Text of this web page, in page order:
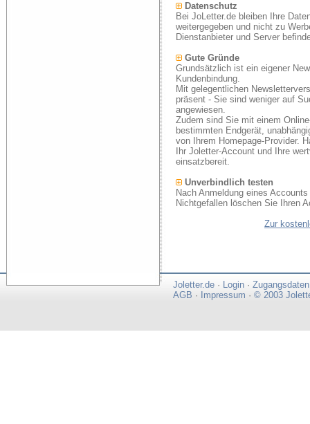
Datenschutz
Bei JoLetter.de bleiben Ihre
weitergegeben und nicht zu
Dienstanbieter und Server
Gute Gründe
Grundsätzlich ist ein eigener
Kundenbindung.
Mit gelegentlichen
präsent - Sie sind weniger auf
angewiesen.
Zudem sind Sie mit einem
bestimmten Endgerät,
von Ihrem Homepage-Provider.
Ihr Joletter-Account und Ihre
einsatzbereit.
Unverbindlich testen
Nach Anmeldung eines
Nichtgefallen löschen Sie Ihren
Zur
Joletter.de · Login · Zugangsdaten
AGB · Impressum · © 2003